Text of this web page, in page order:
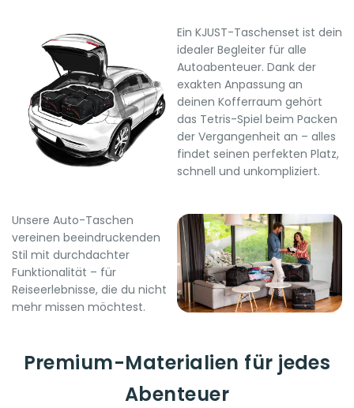
Ein KJUST-Taschenset ist dein
idealer Begleiter für alle
Autoabenteuer. Dank der
exakten Anpassung an
deinen Kofferraum gehört
das Tetris-Spiel beim Packen
der Vergangenheit an – alles
findet seinen perfekten Platz,
schnell und unkompliziert.
Unsere Auto-Taschen
vereinen beeindruckenden
Stil mit durchdachter
Funktionalität – für
Reiseerlebnisse, die du nicht
mehr missen möchtest.
Premium-Materialien für jedes
Abenteuer